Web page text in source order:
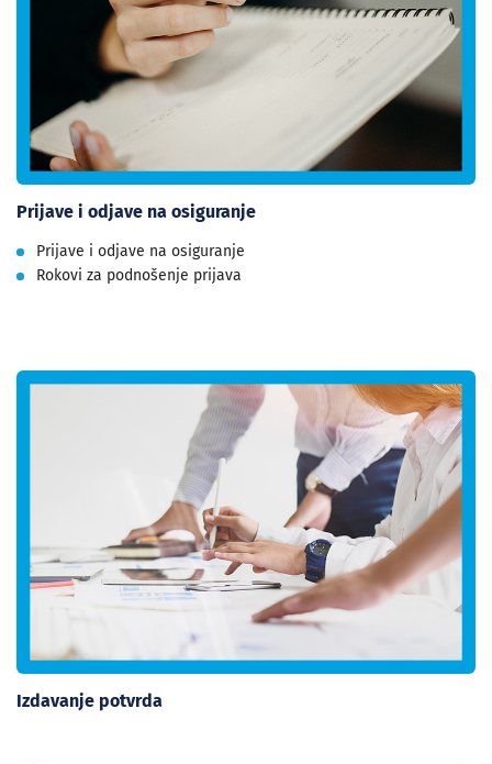
Prijave i odjave na osiguranje
Prijave i odjave na osiguranje
Rokovi za podnošenje prijava
Izdavanje potvrda